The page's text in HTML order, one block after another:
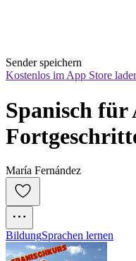
Sender speichern
Kostenlos im App Store
Spanisch für
María Fernández
BildungSprachen lernen